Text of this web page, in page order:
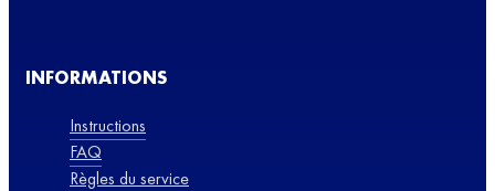
INFORMATIONS
Instructions
FAQ
Règles du service